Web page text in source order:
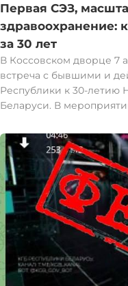
Первая СЭЗ,
здравоохранение:
за 30 лет
В Коссовском дворце 7
встреча с бывшими и
Республики к 30-летию
Беларуси. В
встретилась с
которые в разные годы
Республики. За восемь
Брестчины
женщины. При их
регионе запущена
экономическая зона
ведущих брендов
масштабная
реконструкция